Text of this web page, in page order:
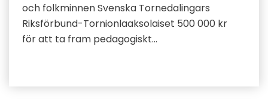
och folkminnen Svenska Tornedalingars
Riksförbund-Tornionlaaksolaiset 500 000 kr
för att ta fram pedagogiskt…